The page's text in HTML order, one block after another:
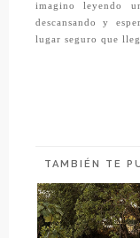
imagino leyendo
descansando y
lugar seguro que
TAMBIÉN TE